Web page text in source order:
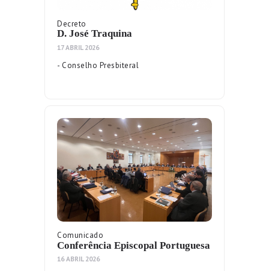
Decreto
D. José Traquina
17 ABRIL 2026
- Conselho Presbiteral
Comunicado
Conferência Episcopal Portuguesa
16 ABRIL 2026